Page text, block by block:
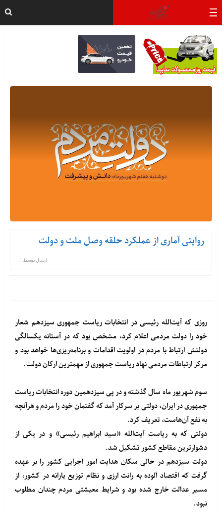
روایتی آماری از عملکرد حلقه وصل ملت و دولت
ارسال توسط :
روزی که آیت‌الله رئیسی در انتخابات ریاست جمهوری سیزدهم شعار
خود را دولت مردمی اعلام کرد، مشخص بود که در آستانه یکسالگی
دولتش ارتباط با مردم در اولویت اقدامات و برنامه‌ریزی‌ها خواهد بود و
مرکز ارتباطات مردمی نهاد ریاست جمهوری از مهمترین ارکان دولت.
سوم شهریور ماه سال گذشته و در پی سیزدهمین دوره انتخابات ریاست
جمهوری در ایران، دولتی بر سرکار آمد که گفتمان خود را مردم و هرآنچه
به نفع آن‌هاست، تعریف کرد.
دولتی که به ریاست آیت‌الله «سید ابراهیم رئیسی» و در یکی از
دشوارترین مقاطع کشور تشکیل شد.
دولت سیزدهم در حالی سکان هدایت امور اجرایی کشور را بر عهده
گرفت که اقتصاد آلوده به رانت ارزی و نظام توزیع یارانه در کشور، از
مسیر عدالت خارج شده بود و شرایط معیشتی مردم چندان مطلوب
نبود.